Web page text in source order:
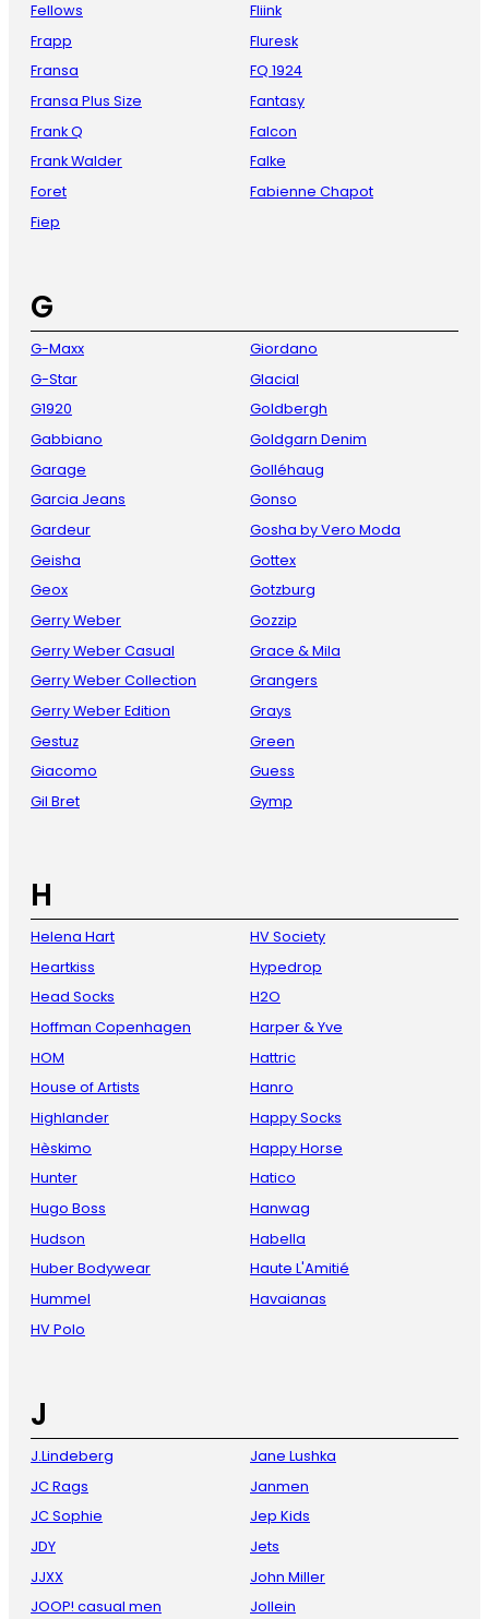
Fellows
Frapp
Fransa
Fransa Plus Size
Frank Q
Frank Walder
Foret
Fiep
Fliink
Fluresk
FQ 1924
Fantasy
Falcon
Falke
Fabienne Chapot
G
G-Maxx
G-Star
G1920
Gabbiano
Garage
Garcia Jeans
Gardeur
Geisha
Geox
Gerry Weber
Gerry Weber Casual
Gerry Weber Collection
Gerry Weber Edition
Gestuz
Giacomo
Gil Bret
Giordano
Glacial
Goldbergh
Goldgarn Denim
Golléhaug
Gonso
Gosha by Vero Moda
Gottex
Gotzburg
Gozzip
Grace & Mila
Grangers
Grays
Green
Guess
Gymp
H
Helena Hart
Heartkiss
Head Socks
Hoffman Copenhagen
HOM
House of Artists
Highlander
Hèskimo
Hunter
Hugo Boss
Hudson
Huber Bodywear
Hummel
HV Polo
HV Society
Hypedrop
H2O
Harper & Yve
Hattric
Hanro
Happy Socks
Happy Horse
Hatico
Hanwag
Habella
Haute L'Amitié
Havaianas
J
J.Lindeberg
JC Rags
JC Sophie
JDY
JJXX
JOOP! casual men
Jane Lushka
Janmen
Jep Kids
Jets
John Miller
Jollein